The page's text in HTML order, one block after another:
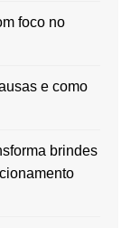
foco no
e como
brindes